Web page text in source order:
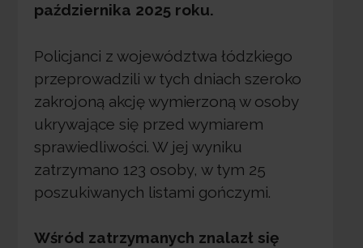
października 2025 roku.
Policjanci z województwa łódzkiego
przeprowadzili w tych dniach szeroko
zakrojoną akcję wymierzoną w osoby
ukrywające się przed wymiarem
sprawiedliwości. W jej wyniku
zatrzymano 123 osoby, w tym 25
poszukiwanych listami gończymi.
Wśród zatrzymanych znalazł się